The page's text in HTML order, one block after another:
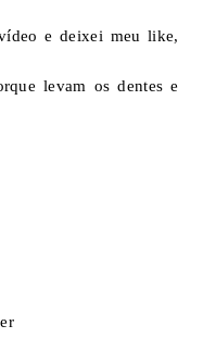
e deixei meu like,
levam os dentes e